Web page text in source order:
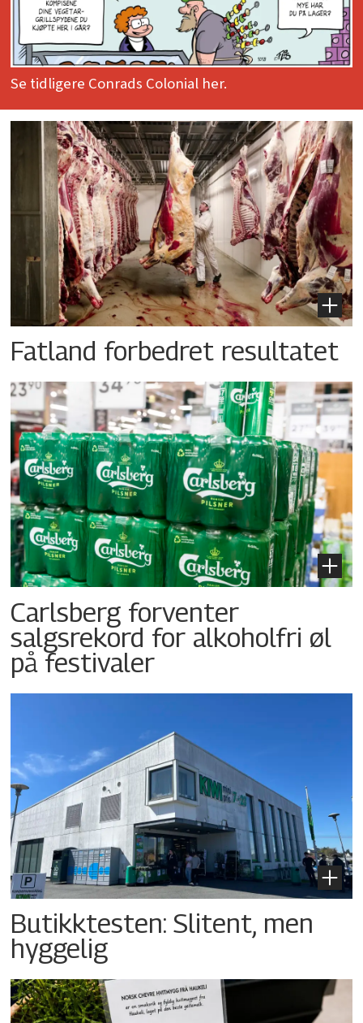
Se tidligere Conrads Colonial her.
Fatland forbedret resultatet
Carlsberg forventer
salgsrekord for alkoholfri øl
på festivaler
Butikktesten: Slitent, men
hyggelig